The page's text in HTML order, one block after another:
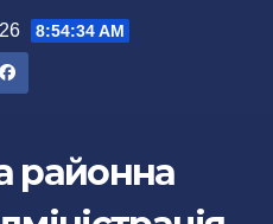
8:54:35 AM
районна